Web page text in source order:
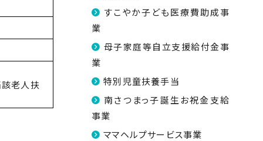
老人扶
すこやか子ども医療費助成事
業
母子家庭等自立支援給付金事
業
特別児童扶養手当
南さつまっ子誕生お祝金支給
事業
ママヘルプサービス事業